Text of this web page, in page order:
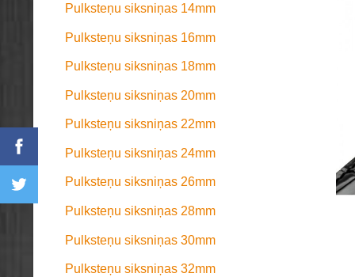
Pulksteņu siksniņas 14mm
Pulksteņu siksniņas 16mm
Pulksteņu siksniņas 18mm
Pulksteņu siksniņas 20mm
Pulksteņu siksniņas 22mm
Pulksteņu siksniņas 24mm
Pulksteņu siksniņas 26mm
Pulksteņu siksniņas 28mm
Pulksteņu siksniņas 30mm
Pulksteņu siksniņas 32mm